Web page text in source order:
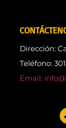
Dirección:
Teléfono:
Email: